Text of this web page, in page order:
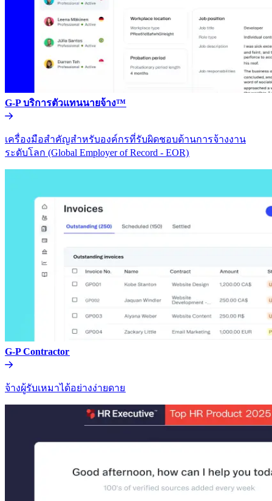
G-P บริการตัวแทนนายจ้าง™​​
เครื่องมือสำคัญสำหรับองค์กรที่รับผิดชอบด้านการจ้างงาน
ระดับโลก (Global Employer of Record - EOR)​​
G-P Contractor​​
จ้างผู้รับเหมาได้อย่างง่ายดาย​​